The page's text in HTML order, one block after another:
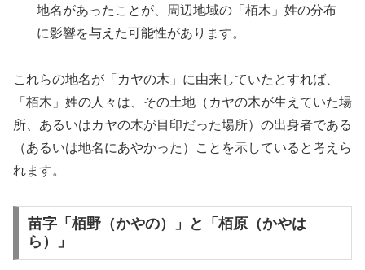
地名があったことが、周辺地域の「栢木」姓の分布
に影響を与えた可能性があります。
これらの地名が「カヤの木」に由来していたとすれば、
「栢木」姓の人々は、その土地（カヤの木が生えていた場
所、あるいはカヤの木が目印だった場所）の出身者である
（あるいは地名にあやかった）ことを示していると考えら
れます。
苗字「栢野（かやの）」と「栢原（かやは
ら）」